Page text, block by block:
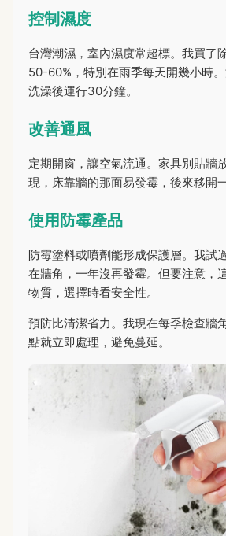
控制濕度
台灣潮濕，室內濕度常超標。我買了
50-60%，特別在雨季每天開幾小時。
洗澡後運行30分鐘。
改善通風
定期開窗，讓空氣流通。家具別貼牆
現，床靠牆的那面易發霉，後來移開
使用防霉產品
防霉塗料或噴劑能形成保護層。我試
在牆角，一年沒再發霉。但要注意，
物質，選擇時看安全性。
預防比清潔省力。我現在每季檢查牆
點就立即處理，避免蔓延。